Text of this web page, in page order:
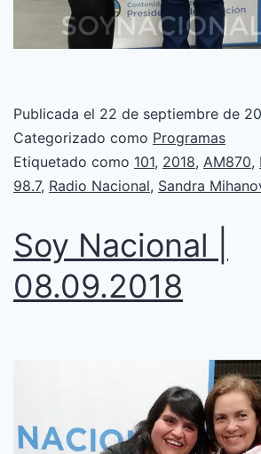
Publicada el 22 de septiembre de
Categorizado como Programas
Etiquetado como 101, 2018, AM870,
98.7, Radio Nacional, Sandra
Soy Nacional |
08.09.2018